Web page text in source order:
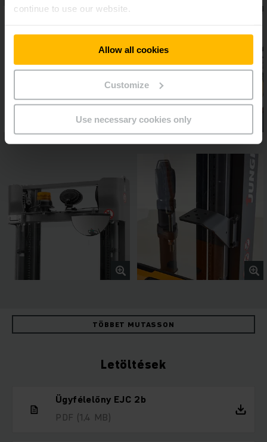
continue to use our website.
Allow all cookies
Customize
Use necessary cookies only
TÖBBET MUTASSON
Letöltések
Ügyfélelőny EJC 2b
PDF (1,4 MB)